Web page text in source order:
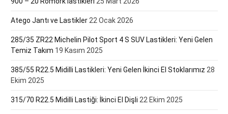
Atego Jantı ve Lastikler 22 Ocak 2026
285/35 ZR22 Michelin Pilot Sport 4 S SUV Lastikleri: Yeni Gelen
Temiz Takım 19 Kasım 2025
385/55 R22.5 Midilli Lastikleri: Yeni Gelen İkinci El Stoklarımız 28
Ekim 2025
315/70 R22.5 Midilli Lastiği: İkinci El Dişli 22 Ekim 2025